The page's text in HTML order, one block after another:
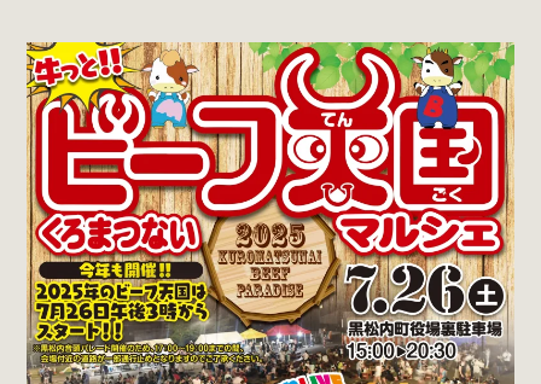
動画コーナー
ものまねの可能性
講演会資料
お問い合わせ
出演依頼/公演依頼